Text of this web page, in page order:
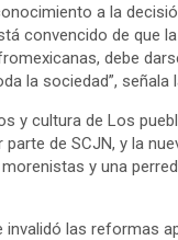
a la
convencido de que
debe
la sociedad”, señala
y cultura de Los
de SCJN, y la
y una
las reformas